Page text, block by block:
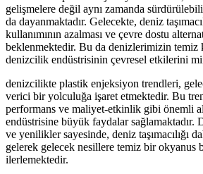
gelişmelere değil aynı zamanda
da dayanmaktadır. Gelecekte, deniz
kullanımının azalması ve çevre dostu
beklenmektedir. Bu da denizlerimizin temiz
denizcilik endüstrisinin çevresel etkilerini
denizcilikte plastik enjeksiyon trendleri,
verici bir yolculuğa işaret etmektedir. Bu
performans ve maliyet-etkinlik gibi önemli
endüstrisine büyük faydalar sağlamaktadır.
ve yenilikler sayesinde, deniz taşımacılığı
gelerek gelecek nesillere temiz bir okyanus
ilerlemektedir.